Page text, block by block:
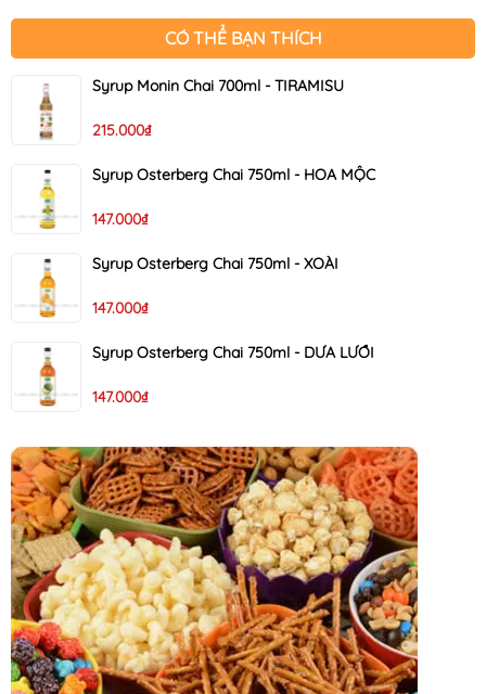
CÓ THỂ BẠN THÍCH
Syrup Monin Chai 700ml - TIRAMISU
215.000₫
Syrup Osterberg Chai 750ml - HOA MỘC
147.000₫
Syrup Osterberg Chai 750ml - XOÀI
147.000₫
Syrup Osterberg Chai 750ml - DƯA LƯỚI
147.000₫